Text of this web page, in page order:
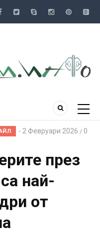
2 Февруари 2026 / 0
през
най-
от